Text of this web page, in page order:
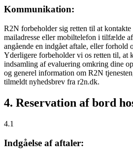
Kommunikation:
R2N forbeholder sig retten til at
mailadresse eller mobiltelefon i tilfælde
angående en indgået aftale, eller
Yderligere forbeholder vi os retten til, at
indsamling af evaluering omkring dine
og generel information om R2N
tilmeldt nyhedsbrev fra r2n.dk.
4. Reservation af bord
4.1
Indgåelse af aftaler: